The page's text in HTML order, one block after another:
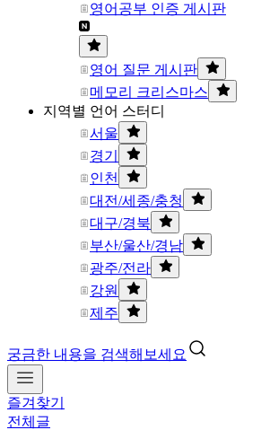
영어공부 인증 게시판
영어 질문 게시판
메모리 크리스마스
지역별 언어 스터디
서울
경기
인천
대전/세종/충청
대구/경북
부산/울산/경남
광주/전라
강원
제주
궁금한 내용을 검색해보세요
즐겨찾기
전체글